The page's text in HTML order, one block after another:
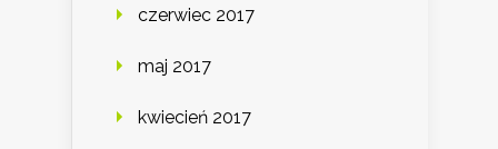
czerwiec 2017
maj 2017
kwiecień 2017